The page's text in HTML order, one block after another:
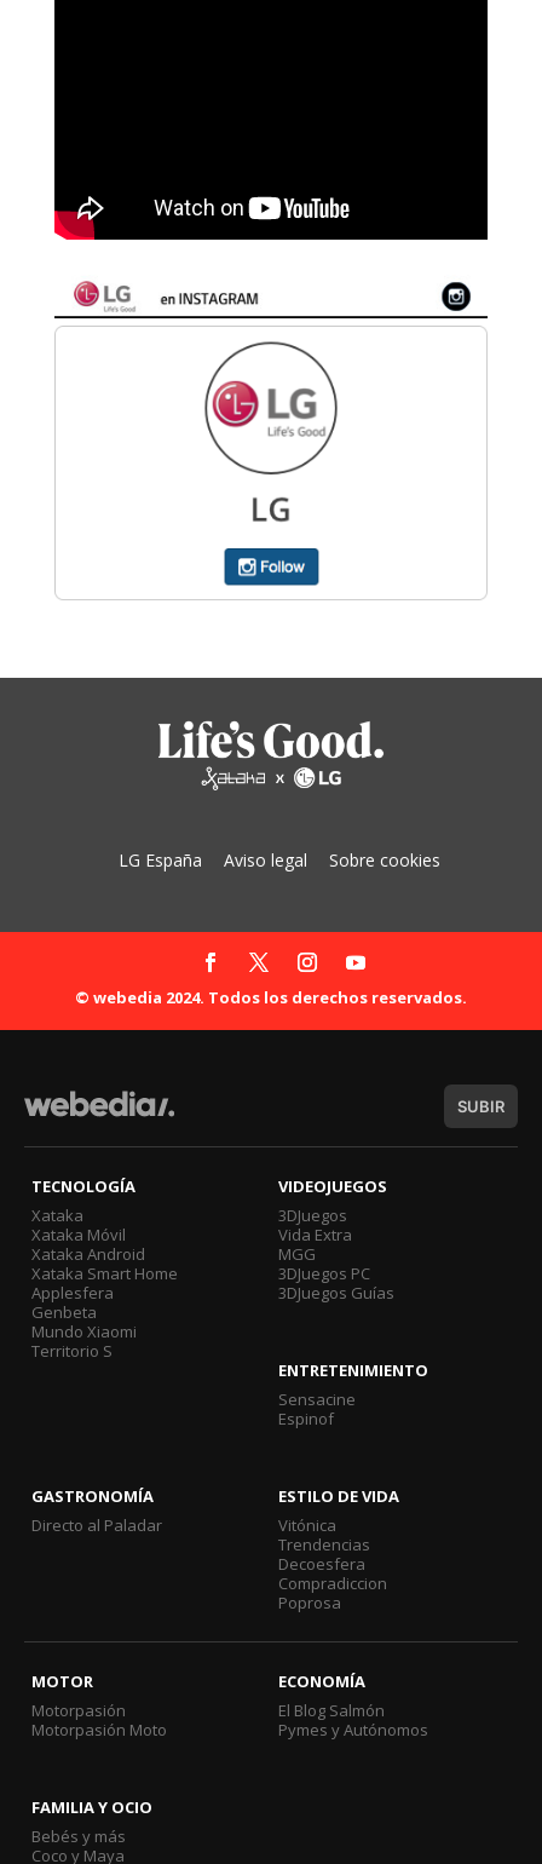
LG España Aviso legal Sobre cookies
© webedia 2024. Todos los derechos reservados.
SUBIR
TECNOLOGÍA
Xataka
Xataka Móvil
Xataka Android
Xataka Smart Home
Applesfera
Genbeta
Mundo Xiaomi
Territorio S
VIDEOJUEGOS
3DJuegos
Vida Extra
MGG
3DJuegos PC
3DJuegos Guías
ENTRETENIMIENTO
Sensacine
Espinof
GASTRONOMÍA
Directo al Paladar
ESTILO DE VIDA
Vitónica
Trendencias
Decoesfera
Compradiccion
Poprosa
MOTOR
Motorpasión
Motorpasión Moto
ECONOMÍA
El Blog Salmón
Pymes y Autónomos
FAMILIA Y OCIO
Bebés y más
Coco y Maya